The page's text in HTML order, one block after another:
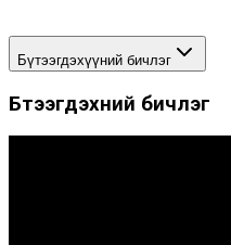
Бүтээгдэхүүний бичлэг
Бүтээгдэхүүний бичлэг